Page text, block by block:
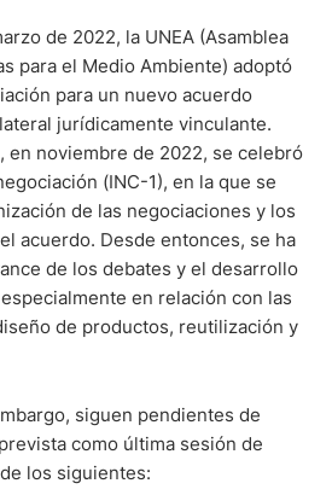
de 2022, la UNEA (Asamblea
para el Medio Ambiente) adoptó
para un nuevo acuerdo
jurídicamente vinculante.
en noviembre de 2022, se celebró
(INC-1), en la que se
de las negociaciones y los
acuerdo. Desde entonces, se ha
de los debates y el desarrollo
en relación con las
de productos, reutilización y
siguen pendientes de
como última sesión de
los siguientes: